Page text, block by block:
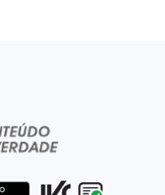
novas
perde
Antártica
diz mãe de